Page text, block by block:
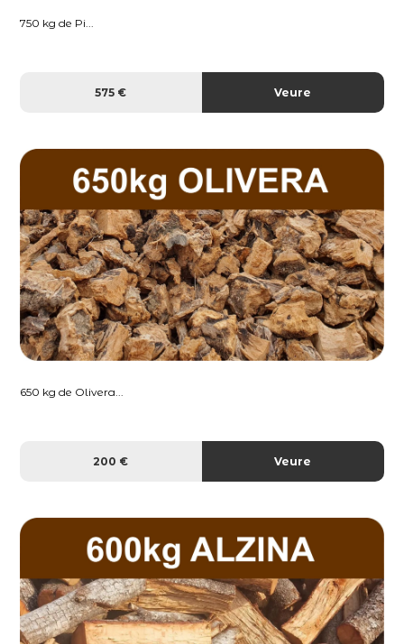
750 kg de Pi...
575 € Veure
650 kg de Olivera...
200 € Veure